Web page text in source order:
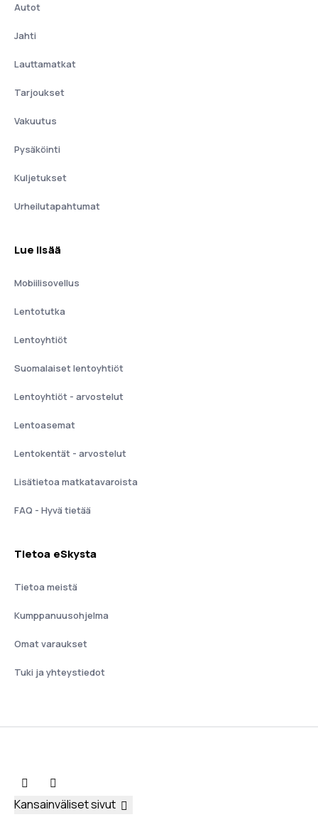
Autot
Jahti
Lauttamatkat
Tarjoukset
Vakuutus
Pysäköinti
Kuljetukset
Urheilutapahtumat
Lue lisää
Mobiilisovellus
Lentotutka
Lentoyhtiöt
Suomalaiset lentoyhtiöt
Lentoyhtiöt - arvostelut
Lentoasemat
Lentokentät - arvostelut
Lisätietoa matkatavaroista
FAQ - Hyvä tietää
Tietoa eSkysta
Tietoa meistä
Kumppanuusohjelma
Omat varaukset
Tuki ja yhteystiedot
Kansainväliset sivut